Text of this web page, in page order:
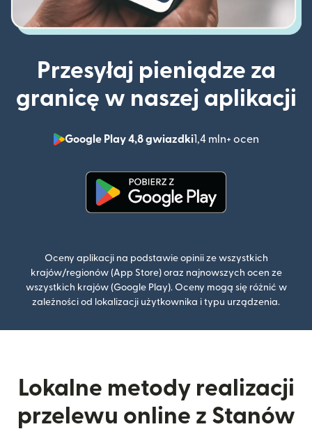
Przesyłaj pieniądze za
granicę w naszej aplikacji
Google Play 4,8 gwiazdki1,4 mln+ ocen
(otwiera
Oceny aplikacji na podstawie opinii ze wszystkich
krajów/regionów (App Store) oraz najnowszych ocen ze
wszystkich krajów (Google Play). Oceny mogą się różnić w
zależności od lokalizacji użytkownika i typu urządzenia.
Lokalne metody realizacji
przelewu online z Stanów